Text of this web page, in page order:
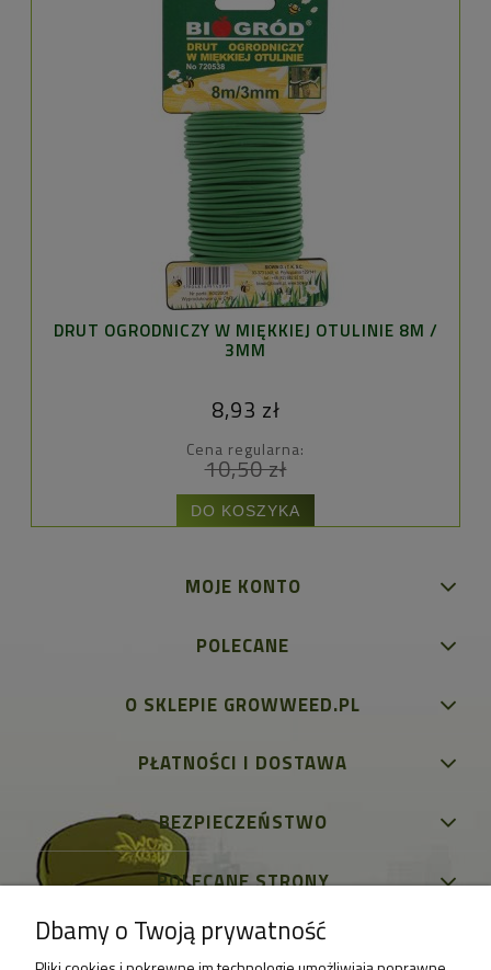
DRUT OGRODNICZY W MIĘKKIEJ OTULINIE 8M /
3MM
8,93 zł
Cena regularna:
10,50 zł
DO KOSZYKA
MOJE KONTO
POLECANE
O SKLEPIE GROWWEED.PL
PŁATNOŚCI I DOSTAWA
BEZPIECZEŃSTWO
POLECANE STRONY
Dbamy o Twoją prywatność